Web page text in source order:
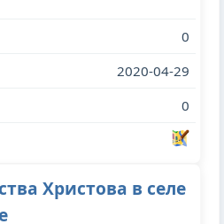
0
2020-04-29
0
Христова в селе